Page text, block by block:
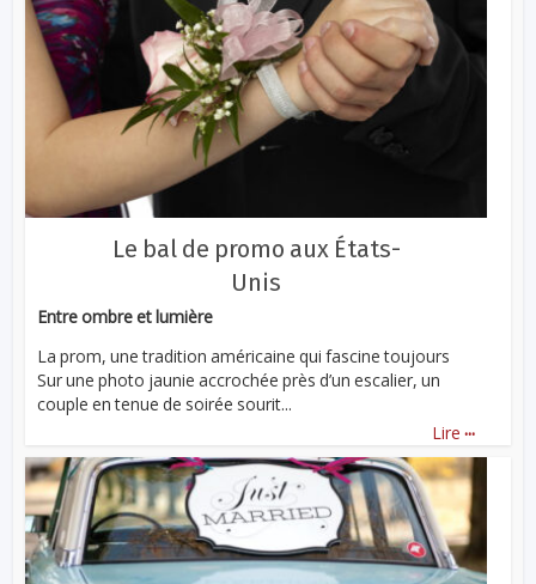
Le bal de promo aux États-
Unis
Entre ombre et lumière
La prom, une tradition américaine qui fascine toujours
Sur une photo jaunie accrochée près d’un escalier, un
couple en tenue de soirée sourit...
Lire ...